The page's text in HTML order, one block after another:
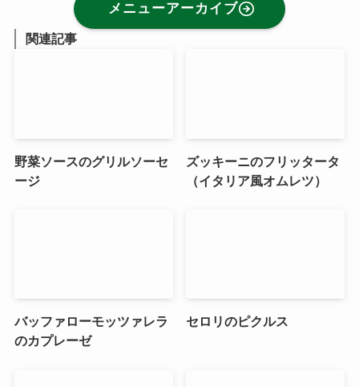
メニューアーカイブ
関連記事
野菜ソースのグリルソーセ
ージ
ズッキーニのフリッタータ
（イタリア風オムレツ）
バッファローモッツァレラ
のカプレーゼ
セロリのピクルス